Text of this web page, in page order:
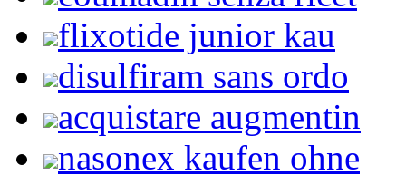
flixotide junior kau
disulfiram sans ordo
acquistare augmentin
nasonex kaufen ohne